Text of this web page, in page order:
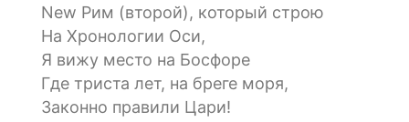
New Рим (второй), который строю
На Хронологии Оси,
Я вижу место на Босфоре
Где триста лет, на бреге моря,
Законно правили Цари!